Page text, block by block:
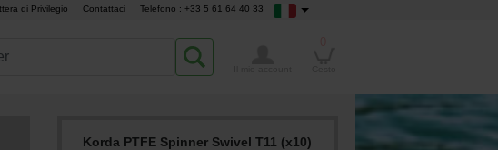
di Privilegio Contattaci Telefono : +33 5 61 64 40 33
Korda PTFE Spinner Swivel T11 (x10)